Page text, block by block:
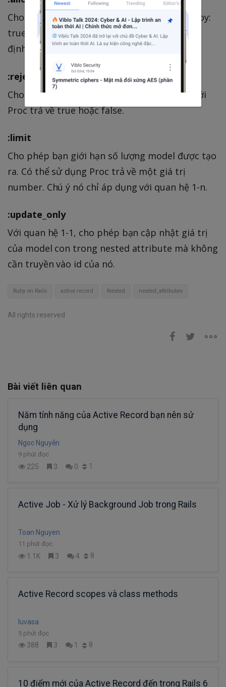
Cho phép xoá một vài model với id và _destroy:
true (gía trị chấp nhận 1, ‘1’, true, ‘true'). Mặc
định option này đã tắt.
:reject_if
Cho phép bạn đưa ra điều kiện để thay đổi với
Proc trả về true hoặc false.
:limit
Cho phép bạn giới hạn số lượng model được tạo
ra. Có thể sử dụng Proc trả về một giá trị
number. Chú ý nó chỉ áp dụng với quan hệ 1-n.
:update_only
Với quan hệ 1-1, cho phép bạn cập nhật giá trị
của model con trong nested attribute mà không
cần truyền vào id của nó.
Ruby on Rails active record Nested nested_attributes
All rights reserved
Bài viết liên quan
Năm tính năng của Active Record bạn nên sử
dụng
Ngoc Nguyễn
9 phút đọc
225 3 0 1
Active Job - Xử lý Background Job trong Rails
Toan Nguyen
11 phút đọc
1.1K 3 4 8
Active Record scopes và class methods
luvasa
5 phút đọc
388 3 1 8
10 điểm mới của Active Record đến trong Rails 6